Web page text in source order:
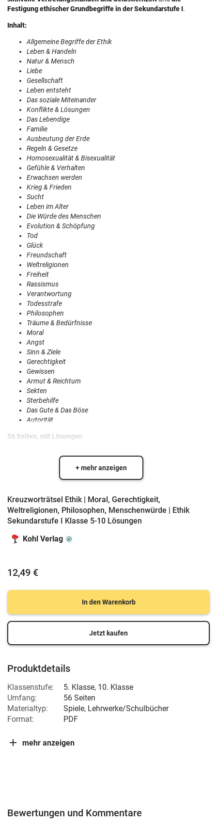
Festigung ethischer Grundbegriffe in der Sekundarstufe I.
Inhalt:
Allgemeine Begriffe der Ethik
Leben & Handeln
Natur & Mensch
Liebe
Gesellschaft
Leben entsteht
Das soziale Miteinander
Konflikte & Lösungen
Das Lebendige
Familie
Ausbeutung der Erde
Regeln & Gesetze
Homosexualität & Bisexualität
Gefühle & Verhalten
Erwachsen werden
Krieg & Frieden
Sucht
Leben im Alter
Die Würde des Menschen
Evolution & Schöpfung
Tod
Glück
Freundschaft
Weltreligionen
Freiheit
Rassismus
Verantwortung
Todesstrafe
Philosophen
Träume & Bedürfnisse
Moral
Angst
Sinn & Ziele
Gerechtigkeit
Gewissen
Armut & Reichtum
Sekten
Sterbehilfe
Das Gute & Das Böse
Autorität
56 Seiten, mit Lösungen
+ mehr anzeigen
Kreuzworträtsel Ethik | Moral, Gerechtigkeit,
Weltreligionen, Philosophen, Menschenwürde | Ethik
Sekundarstufe I Klasse 5-10 Lösungen
Kohl Verlag
12,49 €
In den Warenkorb
Jetzt kaufen
Produktdetails
Klassenstufe: 5. Klasse, 10. Klasse
Umfang:
56 Seiten
Materialtyp:
Spiele, Lehrwerke/Schulbücher
Format:
PDF
mehr anzeigen
Bewertungen und Kommentare